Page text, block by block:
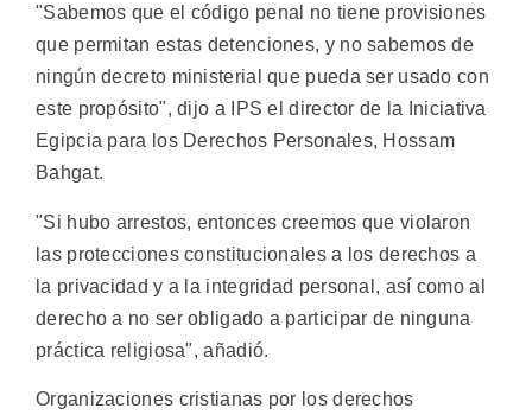
"Sabemos que el código penal no tiene provisiones
que permitan estas detenciones, y no sabemos de
ningún decreto ministerial que pueda ser usado con
este propósito", dijo a IPS el director de la Iniciativa
Egipcia para los Derechos Personales, Hossam
Bahgat.
"Si hubo arrestos, entonces creemos que violaron
las protecciones constitucionales a los derechos a
la privacidad y a la integridad personal, así como al
derecho a no ser obligado a participar de ninguna
práctica religiosa", añadió.
Organizaciones cristianas por los derechos